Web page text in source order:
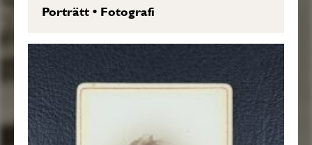
Porträtt• Fotografi